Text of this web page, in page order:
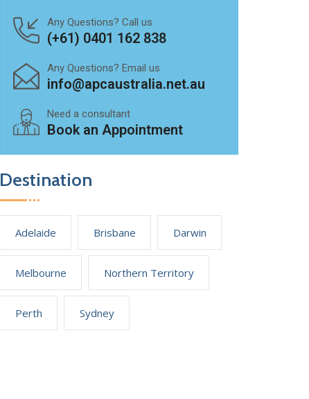
Any Questions? Call us
(+61) 0401 162 838
Any Questions? Email us
info@apcaustralia.net.au
Need a consultant
Book an Appointment
Destination
Adelaide Brisbane Darwin
Melbourne Northern Territory
Perth Sydney